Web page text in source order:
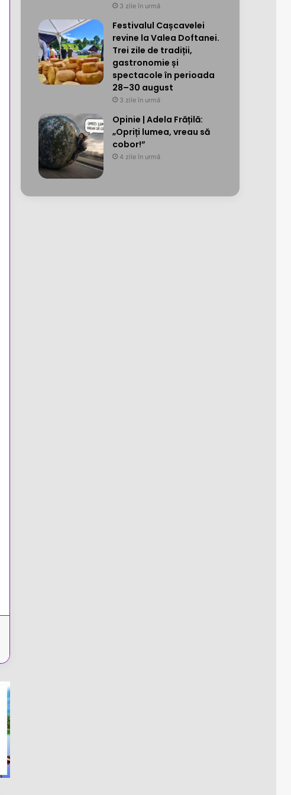
3 zile în urmă
Festivalul Cașcavelei
revine la Valea Doftanei.
Trei zile de tradiții,
gastronomie și
spectacole în perioada
28–30 august
3 zile în urmă
Opinie | Adela Frățilă:
„Opriți lumea, vreau să
cobor!”
4 zile în urmă